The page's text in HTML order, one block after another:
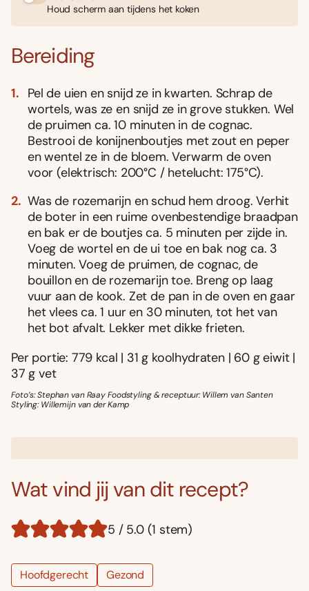
Houd scherm aan tijdens het koken
Bereiding
Pel de uien en snijd ze in kwarten. Schrap de
wortels, was ze en snijd ze in grove stukken. Wel
de pruimen ca. 10 minuten in de cognac.
Bestrooi de konijnenboutjes met zout en peper
en wentel ze in de bloem. Verwarm de oven
voor (elektrisch: 200°C / hetelucht: 175°C).
Was de rozemarijn en schud hem droog. Verhit
de boter in een ruime ovenbestendige braadpan
en bak er de boutjes ca. 5 minuten per zijde in.
Voeg de wortel en de ui toe en bak nog ca. 3
minuten. Voeg de pruimen, de cognac, de
bouillon en de rozemarijn toe. Breng op laag
vuur aan de kook. Zet de pan in de oven en gaar
het vlees ca. 1 uur en 30 minuten, tot het van
het bot afvalt. Lekker met dikke frieten.
Per portie: 779 kcal | 31 g koolhydraten | 60 g eiwit |
37 g vet
Foto’s: Stephan van Raay Foodstyling & receptuur: Willem van Santen
Styling: Willemijn van der Kamp
Wat vind jij van dit recept?
5 / 5.0 (1 stem)
Hoofdgerecht Gezond